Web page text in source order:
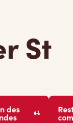
St
des